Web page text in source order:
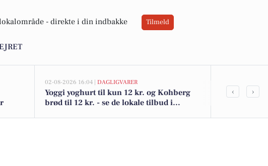
- direkte i din indbakke Tilmeld
02-08-2026 16:04 | DAGLIGVARER
Yoggi yoghurt til kun 12 kr. og Kohberg
brød til 12 kr. - se de lokale tilbud i
Brovej 30
‹ ›
og makeuppunge fra Gartex A/S